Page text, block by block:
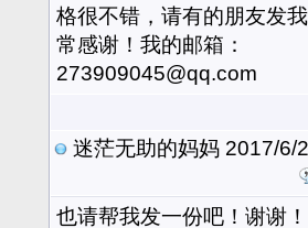
格很不错，请有的朋友发
常感谢！我的邮箱：
273909045@qq.com
迷茫无助的妈妈 2017/6/
也请帮我发一份吧！谢谢！